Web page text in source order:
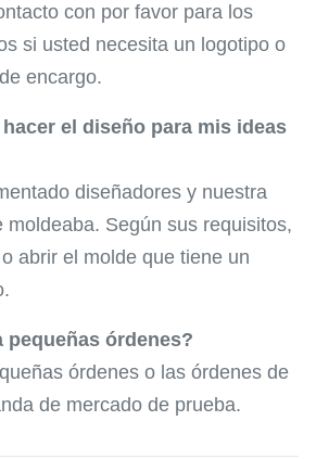
con por favor para los
si usted necesita un logotipo o
encargo.
el diseño para mis ideas
diseñadores y nuestra
moldeaba. Según sus requisitos,
abrir el molde que tiene un
pequeñas órdenes?
órdenes o las órdenes de
de mercado de prueba.